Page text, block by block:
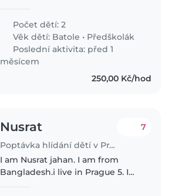
and 1.5 years old), and I'm
looking for some help during
that time. Russian, English..
Počet dětí: 2
Věk dětí: Batole • Předškolák
Poslední aktivita: před 1
měsícem
250,00 Kč/hod
Nusrat
Poptávka hlídání dětí v Praha
7
I am Nusrat jahan. I am from
Bangladesh.i live in Prague 5. I